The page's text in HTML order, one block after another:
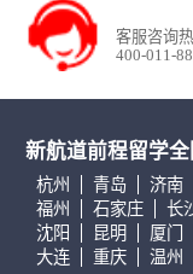
客服咨询
400-011-
新航道前程留学全
杭州 青岛 济南
福州
石家庄 长
沈阳
昆明 厦门
大连
重庆 温州